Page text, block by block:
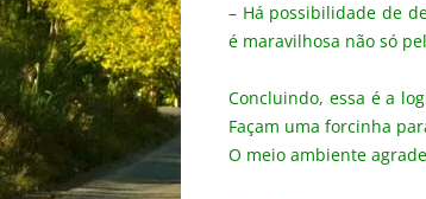
– Há possibilidade de
é maravilhosa não só
Concluindo, essa é a
Façam uma forcinha
O meio ambiente